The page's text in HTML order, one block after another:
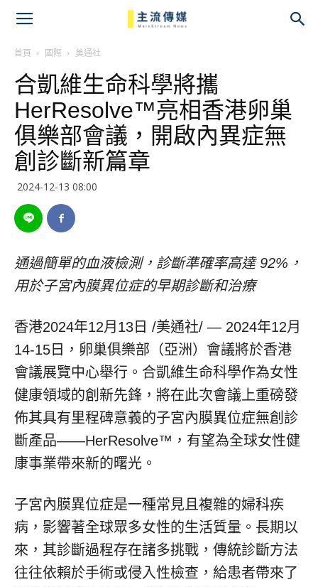
首頁 國際 美通社
合凱維生命科學將攜
HerResolve™亮相香港卵巢
俱樂部會議，開啟內異症無
創診斷新篇章
2024-12-13 08:00
通過簡單的血液檢測，診斷準確率高達92% ，
用於子宮內膜異位症的早期診斷和治療
香港2024年12月13日 /美通社/ — 2024年12月
14-15日，卵巢俱樂部（亞洲）會議將於香港
會議展覽中心舉行。合凱維生命科學作為女性
健康領域的創新先鋒，將在此次會議上重磅發
佈其具有里程碑意義的子宮內膜異位症無創診
斷產品——HerResolve™，有望為全球女性健
康事業帶來新的曙光。
子宮內膜異位症是一種常見且複雜的婦科疾
病，影響著全球眾多女性的生活質量。長期以
來，其診斷過程存在諸多挑戰，傳統診斷方法
往往依賴於手術或侵入性檢查，給患者帶來了